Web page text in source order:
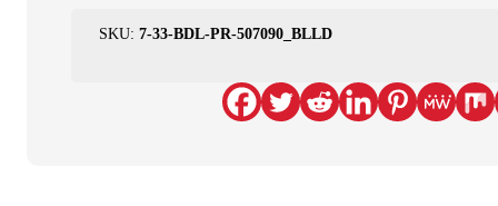
SKU: 7-33-BDL-PR-507090_BLLD